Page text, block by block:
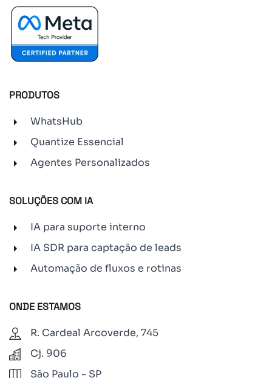
PRODUTOS
WhatsHub
Quantize Essencial
Agentes Personalizados
SOLUÇÕES COM IA
IA para suporte interno
IA SDR para captação de leads
Automação de fluxos e rotinas
ONDE ESTAMOS
R. Cardeal Arcoverde, 745
Cj. 906
São Paulo - SP